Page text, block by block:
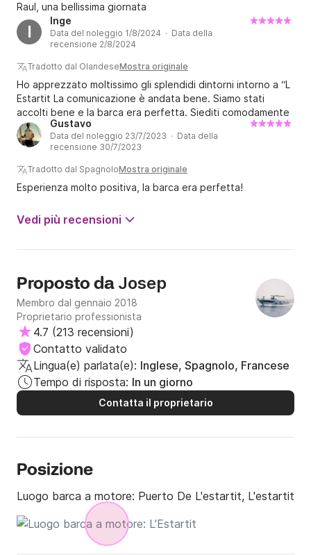
Raul, una bellissima giornata
I
Inge
Data del noleggio 1/8/2024 · Data della
recensione 2/8/2024
Tradotto dal OlandeseMostra originale
Ho apprezzato moltissimo gli splendidi dintorni intorno a “L
Estartit La comunicazione è andata bene. Siamo stati
accolti bene e la barca era perfetta. Siediti comodamente
nella parte posteriore o sdraiati sulla terrazza. Armadi
sufficienti per riporre le tue cose. Abbiamo visto i delfini!!
Un sacco di pesci durante lo snorkeling e ulteriore bella
navigazione ? Ho passato una bellissima giornata! ??
Gustavo
Data del noleggio 23/7/2023 · Data della
recensione 30/7/2023
Tradotto dal SpagnoloMostra originale
Esperienza molto positiva, la barca era perfetta!
Vedi più recensioni
Proposto da Josep
Membro dal gennaio 2018
Proprietario professionista
4.7 (213 recensioni)
Contatto validato
Lingua(e) parlata(e): Inglese, Spagnolo, Francese
Tempo di risposta: In un giorno
Contatta il proprietario
Posizione
Luogo barca a motore: Puerto De L'estartit, L'estartit